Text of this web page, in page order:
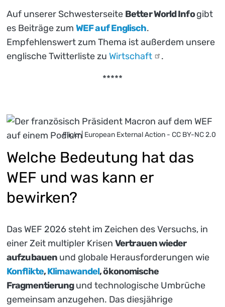
Auf unserer Schwesterseite Better World Infogibt
es Beiträge zum WEF auf Englisch.
Empfehlenswert zum Thema ist außerdem unsere
englische Twitterliste zu Wirtschaft .
*****
Flickr | European External Action - CC BY-NC 2.0
Welche Bedeutung hat das
WEF und was kann er
bewirken?
Das WEF 2026 steht im Zeichen des Versuchs, in
einer Zeit multipler Krisen Vertrauen wieder
aufzubauen und globale Herausforderungen wie
Konflikte,Klimawandel, ökonomische
Fragmentierungund technologische Umbrüche
gemeinsam anzugehen. Das diesjährige